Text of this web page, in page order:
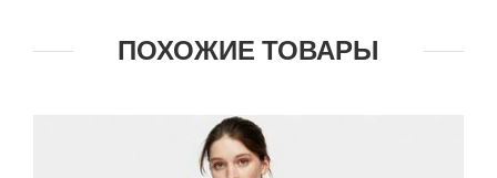
ПОХОЖИЕ ТОВАРЫ